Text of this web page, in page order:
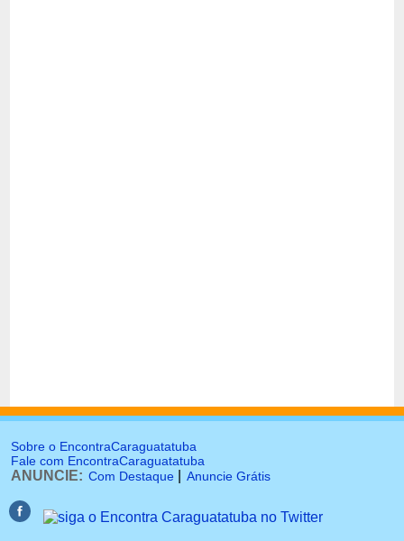
Sobre o EncontraCaraguatatuba
Fale com EncontraCaraguatatuba
ANUNCIE: Com Destaque Anuncie Grátis